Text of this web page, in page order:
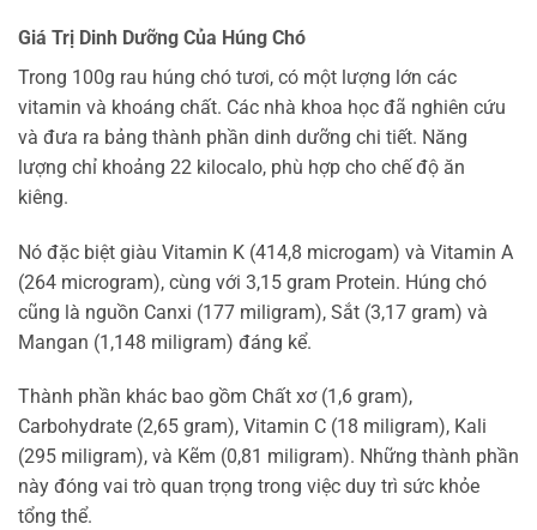
Giá Trị Dinh Dưỡng Của Húng Chó
Trong 100g rau húng chó tươi, có một lượng lớn các
vitamin và khoáng chất. Các nhà khoa học đã nghiên cứu
và đưa ra bảng thành phần dinh dưỡng chi tiết. Năng
lượng chỉ khoảng 22 kilocalo, phù hợp cho chế độ ăn
kiêng.
Nó đặc biệt giàu Vitamin K (414,8 microgam) và Vitamin A
(264 microgram), cùng với 3,15 gram Protein. Húng chó
cũng là nguồn Canxi (177 miligram), Sắt (3,17 gram) và
Mangan (1,148 miligram) đáng kể.
Thành phần khác bao gồm Chất xơ (1,6 gram),
Carbohydrate (2,65 gram), Vitamin C (18 miligram), Kali
(295 miligram), và Kẽm (0,81 miligram). Những thành phần
này đóng vai trò quan trọng trong việc duy trì sức khỏe
tổng thể.